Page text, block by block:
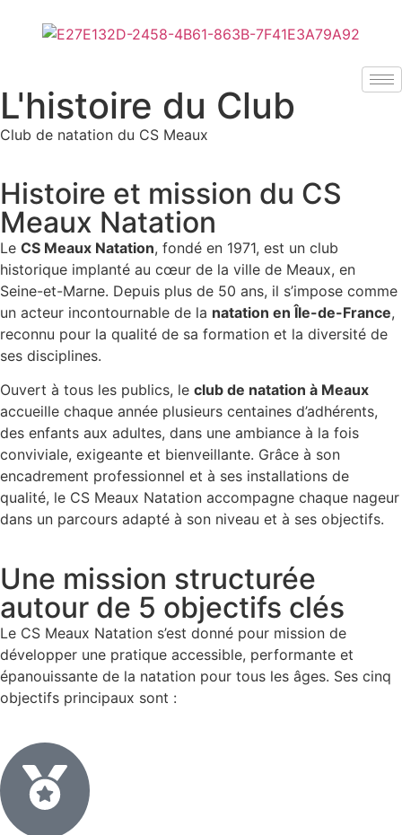
L'histoire du Club
Club de natation du CS Meaux
Histoire et mission du CS
Meaux Natation
Le CS Meaux Natation, fondé en 1971, est un club
historique implanté au cœur de la ville de Meaux, en
Seine-et-Marne. Depuis plus de 50 ans, il s’impose comme
un acteur incontournable de la natation en Île-de-France,
reconnu pour la qualité de sa formation et la diversité de
ses disciplines.
Ouvert à tous les publics, le club de natation à Meaux
accueille chaque année plusieurs centaines d’adhérents,
des enfants aux adultes, dans une ambiance à la fois
conviviale, exigeante et bienveillante. Grâce à son
encadrement professionnel et à ses installations de
qualité, le CS Meaux Natation accompagne chaque nageur
dans un parcours adapté à son niveau et à ses objectifs.
Une mission structurée
autour de 5 objectifs clés
Le CS Meaux Natation s’est donné pour mission de
développer une pratique accessible, performante et
épanouissante de la natation pour tous les âges. Ses cinq
objectifs principaux sont :